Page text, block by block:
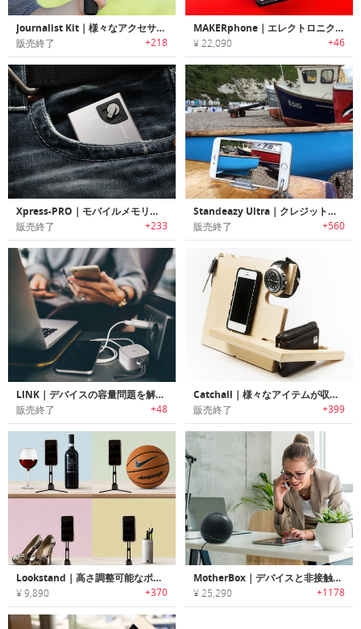
Journalist Kit｜様々なアクセサリーをマウント可能なスマホ用ユニバーサル三脚/ハンドグリップ「ジャーナリストキット」
販売終了 +218
MAKERphone｜エレクトロニクスを学習しながら自分で作れるDIYモバイルフォン「メイカーフォン」
¥ 22,090 +46
Xpress-PRO｜モバイルメモリー/充電ステーション「エクスプレスプロ」
販売終了 +233
Standeazy Ultra｜クレジットカードサイズの超薄型スマホスタンド「スタンドイージー」
販売終了 +560
LINK｜デバイスの容量問題を解決するポケットサイズのポータブルストレージ「リンク」
販売終了 +48
Catchall｜様々なアイテムが収納可能なウッドスタンド「キャッチ オール」
販売終了 +399
Lookstand｜高さ調整可能なポケットサイズスマホスタンド「ルックスタンド」
¥ 9,890 +370
MotherBox｜デバイスと非接触で充電可能なワイヤレスチャージャー「マザーボックス」
¥ 25,290 +1178